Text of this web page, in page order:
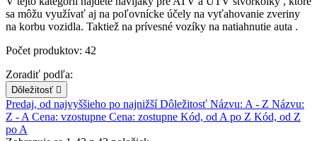
sa môžu využívať aj na poľovnícke účely na vyťahovanie zveriny
na korbu vozidla. Taktiež na prívesné vozíky na natiahnutie auta .
Počet produktov: 42
Zoradiť podľa:
Dôležitosť 
Predaj, od najvyššieho po najnižšíDôležitosť Názvu: A - Z Názvu:
Z - ACena: vzostupne Cena: zostupne Kód, od A po Z Kód, od Z
po A